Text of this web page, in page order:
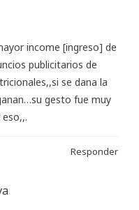
income [ingreso] de
publicitarios de
se dana la
gesto fue muy
Responder